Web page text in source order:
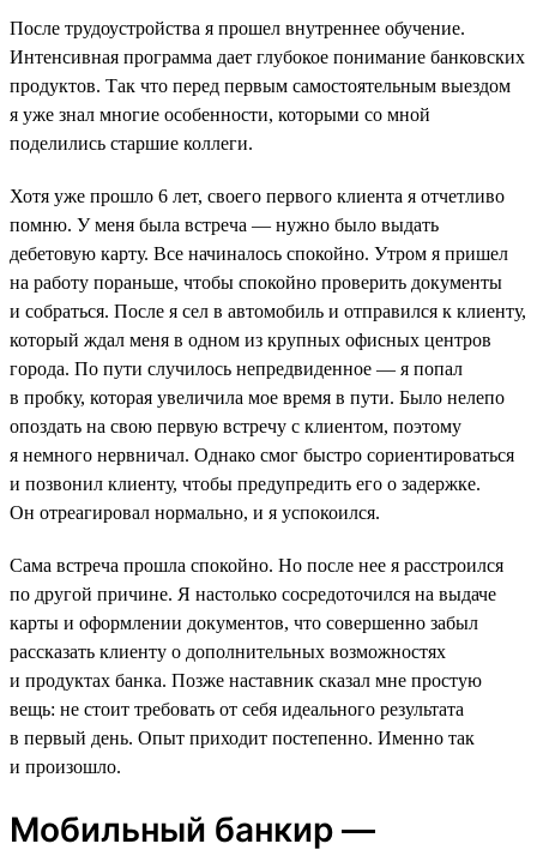
После трудоустройства я прошел внутреннее обучение.
Интенсивная программа дает глубокое понимание банковских
продуктов. Так что перед первым самостоятельным выездом
я уже знал многие особенности, которыми со мной
поделились старшие коллеги.
Хотя уже прошло 6 лет, своего первого клиента я отчетливо
помню. У меня была встреча — нужно было выдать
дебетовую карту. Все начиналось спокойно. Утром я пришел
на работу пораньше, чтобы спокойно проверить документы
и собраться. После я сел в автомобиль и отправился к клиенту,
который ждал меня в одном из крупных офисных центров
города. По пути случилось непредвиденное — я попал
в пробку, которая увеличила мое время в пути. Было нелепо
опоздать на свою первую встречу с клиентом, поэтому
я немного нервничал. Однако смог быстро сориентироваться
и позвонил клиенту, чтобы предупредить его о задержке.
Он отреагировал нормально, и я успокоился.
Сама встреча прошла спокойно. Но после нее я расстроился
по другой причине. Я настолько сосредоточился на выдаче
карты и оформлении документов, что совершенно забыл
рассказать клиенту о дополнительных возможностях
и продуктах банка. Позже наставник сказал мне простую
вещь: не стоит требовать от себя идеального результата
в первый день. Опыт приходит постепенно. Именно так
и произошло.
Мобильный банкир —